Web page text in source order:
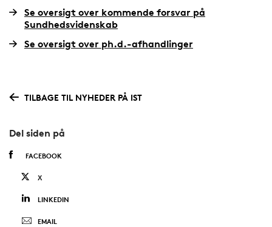
Se oversigt over kommende forsvar på
Sundhedsvidenskab
Se oversigt over ph.d.-afhandlinger
TILBAGE TIL NYHEDER PÅ IST
Del siden på
FACEBOOK
X
LINKEDIN
EMAIL